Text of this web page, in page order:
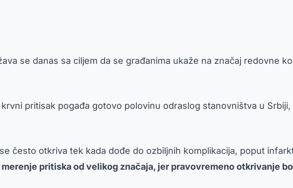
se danas sa ciljem da se građanima ukaže na značaj redovne
pritisak pogađa gotovo polovinu odraslog stanovništva u
često otkriva tek kada dođe do ozbiljnih komplikacija, poput
pritiska od velikog značaja, jer pravovremeno otkrivanje